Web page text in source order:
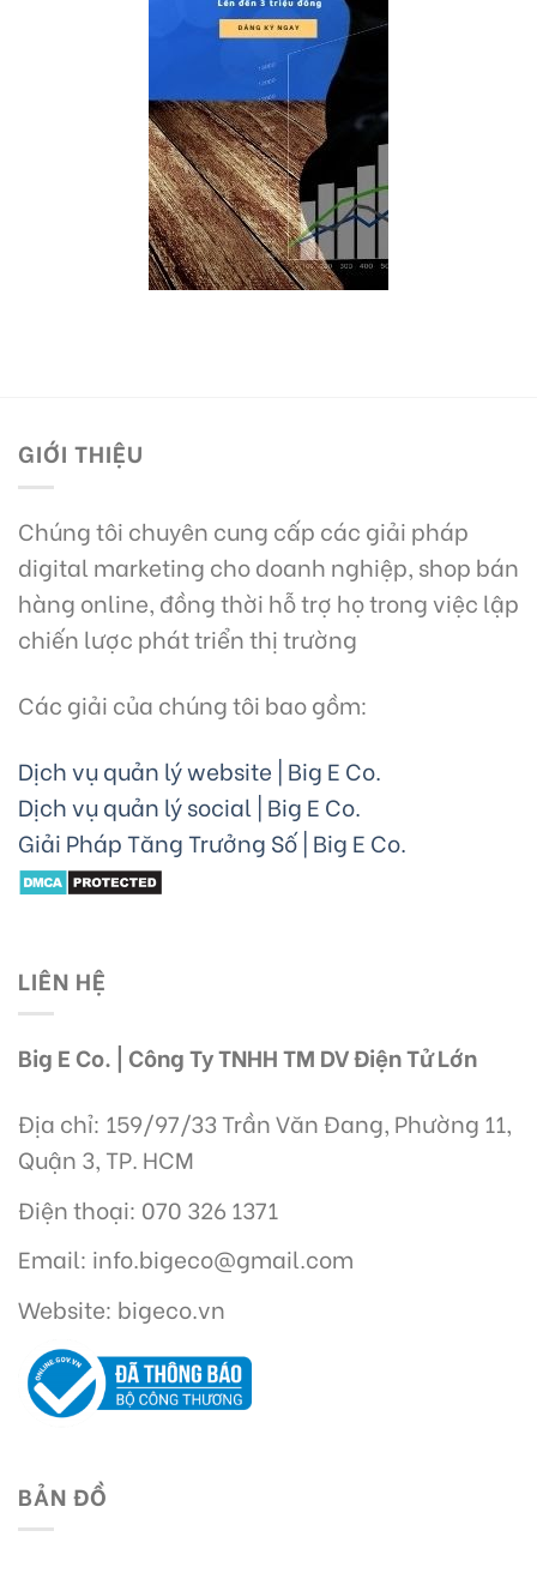
GIỚI THIỆU
Chúng tôi chuyên cung cấp các giải pháp
digital marketing cho doanh nghiệp, shop bán
hàng online, đồng thời hỗ trợ họ trong việc lập
chiến lược phát triển thị trường
Các giải của chúng tôi bao gồm:
Dịch vụ quản lý website | Big E Co.
Dịch vụ quản lý social | Big E Co.
Giải Pháp Tăng Trưởng Số | Big E Co.
LIÊN HỆ
Big E Co. | Công Ty TNHH TM DV Điện Tử Lớn
Địa chỉ: 159/97/33 Trần Văn Đang, Phường 11,
Quận 3, TP. HCM
Điện thoại: 070 326 1371
Email: info.bigeco@gmail.com
Website: bigeco.vn
BẢN ĐỒ